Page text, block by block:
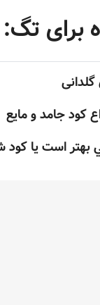
برای
کود جامد و مایع
بهتر است يا کود